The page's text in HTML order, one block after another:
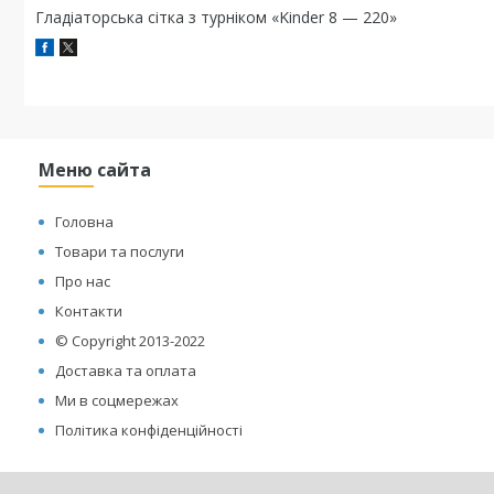
Гладіаторська сітка з турніком «Kinder 8 — 220»
Меню сайта
Головна
Товари та послуги
Про нас
Контакти
© Copyright 2013-2022
Доставка та оплата
Ми в соцмережах
Політика конфіденційності